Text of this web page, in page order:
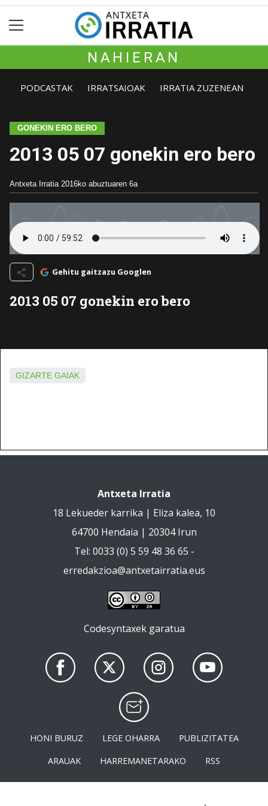
NAHIERAN
PODCASTAK IRRATSAIOAK IRRATIA ZUZENEAN
GONEKIN ERO BERO
2013 05 07 gonekin ero bero
Antxeta Irratia 2016ko abuztuaren 6a
Gehitu gaitzazu Googlen
2013 05 07 gonekin ero bero
GIZARTE GAIAK
Antxeta Irratia
18 Lekueder karrika | Eliza kalea, 10
64700 Hendaia | 20304 Irun
Tel: 0033 (0) 5 59 48 36 65 -
erredakzioa@antxetairratia.eus
Codesyntaxek garatua
HONI BURUZ LEGE OHARRA
PUBLIZITATEA
ARAUAK
HARREMANETARAKO RSS